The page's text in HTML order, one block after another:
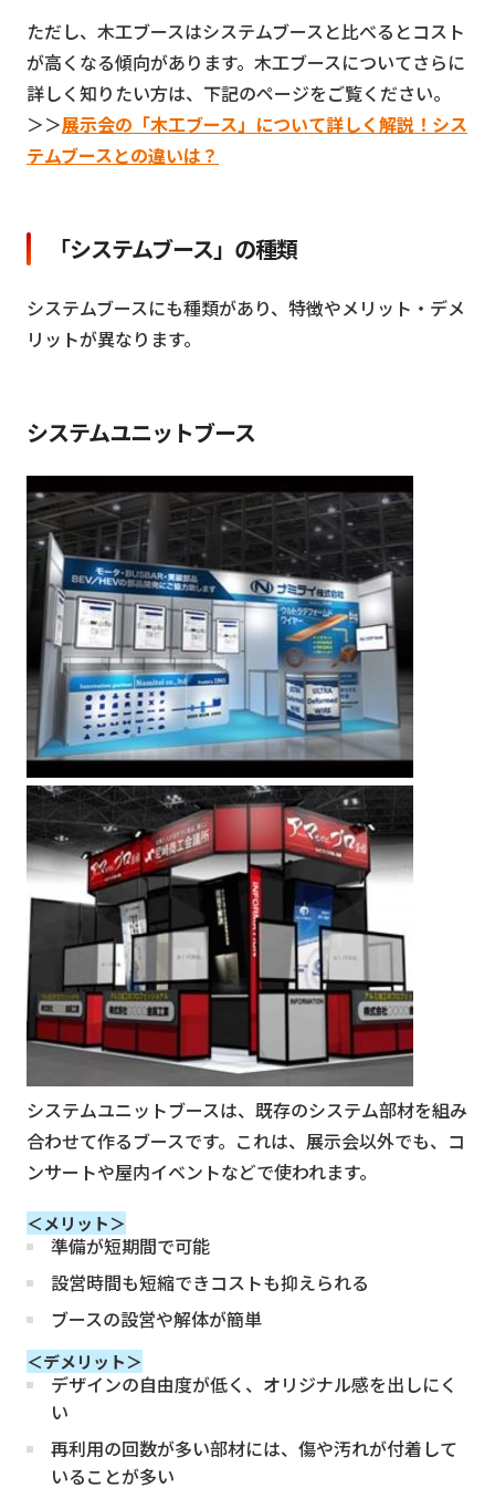
ただし、木工ブースはシステムブースと比べるとコスト
が高くなる傾向があります。木工ブースについてさらに
詳しく知りたい方は、下記のページをご覧ください。
＞＞展示会の「木工ブース」について詳しく解説！シス
テムブースとの違いは？
「システムブース」の種類
システムブースにも種類があり、特徴やメリット・デメ
リットが異なります。
システムユニットブース
システムユニットブースは、既存のシステム部材を組み
合わせて作るブースです。これは、展示会以外でも、コ
ンサートや屋内イベントなどで使われます。
＜メリット＞
準備が短期間で可能
設営時間も短縮できコストも抑えられる
ブースの設営や解体が簡単
＜デメリット＞
デザインの自由度が低く、オリジナル感を出しにく
い
再利用の回数が多い部材には、傷や汚れが付着して
いることが多い